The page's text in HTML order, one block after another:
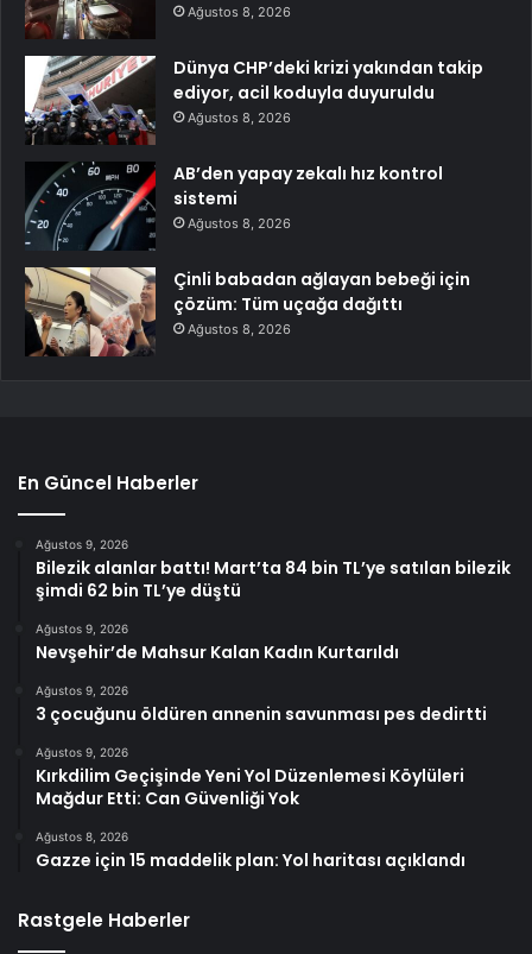
Ağustos 8, 2026
Dünya CHP’deki krizi yakından takip
ediyor, acil koduyla duyuruldu
Ağustos 8, 2026
AB’den yapay zekalı hız kontrol
sistemi
Ağustos 8, 2026
Çinli babadan ağlayan bebeği için
çözüm: Tüm uçağa dağıttı
Ağustos 8, 2026
En Güncel Haberler
Ağustos 9, 2026
Bilezik alanlar battı! Mart’ta 84 bin TL’ye satılan bilezik
şimdi 62 bin TL’ye düştü
Ağustos 9, 2026
Nevşehir’de Mahsur Kalan Kadın Kurtarıldı
Ağustos 9, 2026
3 çocuğunu öldüren annenin savunması pes dedirtti
Ağustos 9, 2026
Kırkdilim Geçişinde Yeni Yol Düzenlemesi Köylüleri
Mağdur Etti: Can Güvenliği Yok
Ağustos 8, 2026
Gazze için 15 maddelik plan: Yol haritası açıklandı
Rastgele Haberler